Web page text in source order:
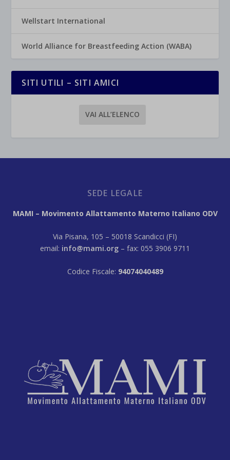
Wellstart International
World Alliance for Breastfeeding Action (WABA)
SITI UTILI – SITI AMICI
VAI ALL’ELENCO
SEDE LEGALE
MAMI – Movimento Allattamento Materno Italiano ODV
Via Pisana, 105 – 50018 Scandicci (FI)
email: info@mami.org – fax: 055 3906 9711
Codice Fiscale: 94074040489